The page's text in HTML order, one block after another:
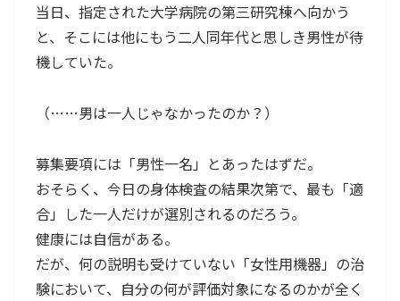
当日、指定された大学病院の第三研究棟へ向かう
と、そこには他にもう二人同年代と思しき男性が待
機していた。
（……男は一人じゃなかったのか？）
募集要項には「男性一名」とあったはずだ。
おそらく、今日の身体検査の結果次第で、最も「適
合」した一人だけが選別されるのだろう。
健康には自信がある。
だが、何の説明も受けていない「女性用機器」の治
験において、自分の何が評価対象になるのかが全く